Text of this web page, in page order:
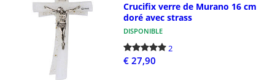
Crucifix verre de Murano 16 cm
doré avec strass
DISPONIBLE
2
€ 27,90